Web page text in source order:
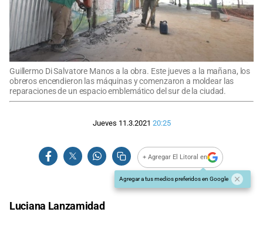
Guillermo Di Salvatore Manos a la obra. Este jueves a la mañana, los
obreros encendieron las máquinas y comenzaron a moldear las
reparaciones de un espacio emblemático del sur de la ciudad.
Jueves 11.3.2021 20:25
+ Agregar El Litoral en
Agregar a tus medios preferidos en Google
Luciana Lanzamidad